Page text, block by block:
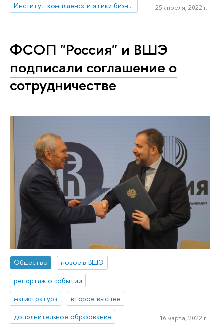
Институт комплаенса и этики бизнеса
25 апреля, 2022 г.
ФСОП "Россия" и ВШЭ
подписали соглашение о
сотрудничестве
Общество
новое в ВШЭ
репортаж о событии
магистратура
второе высшее
дополнительное образование
16 марта, 2022 г.